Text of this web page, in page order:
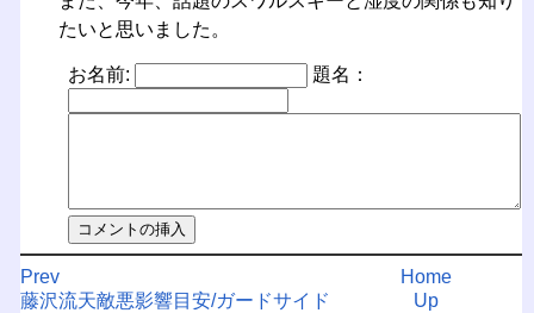
たいと思いました。
お名前: 題名：
Prev
藤沢流天敵悪影響目安/ガードサイド
Home
Up